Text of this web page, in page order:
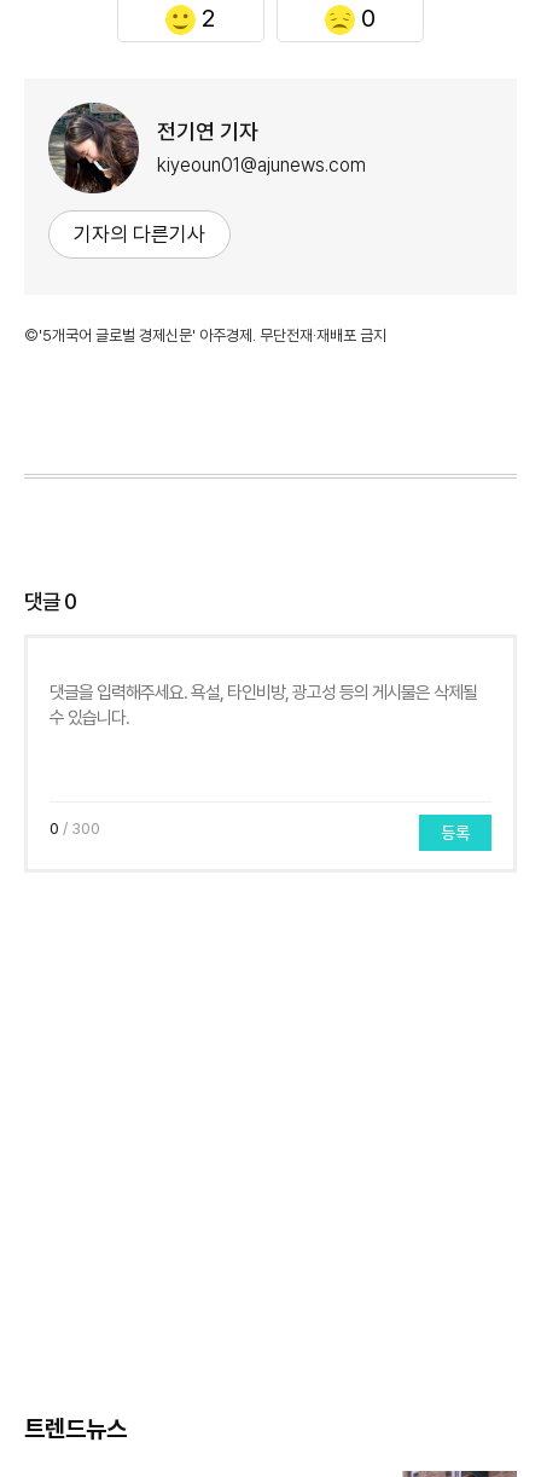
2 0
전기연 기자
kiyeoun01@ajunews.com
기자의 다른기사
©'5개국어 글로벌 경제신문' 아주경제. 무단전재·재배포 금지
댓글0
0 / 300 등록
트렌드뉴스